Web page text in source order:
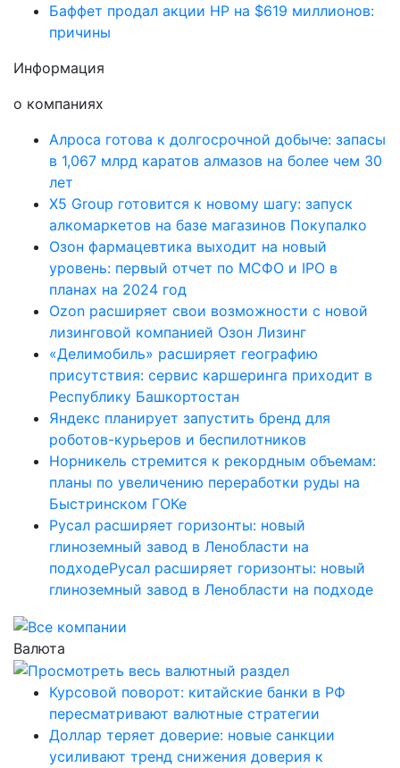
Баффет продал акции HP на $619 миллионов:
причины
Информация
о компаниях
Алроса готова к долгосрочной добыче: запасы
в 1,067 млрд каратов алмазов на более чем 30
лет
X5 Group готовится к новому шагу: запуск
алкомаркетов на базе магазинов Покупалко
Озон фармацевтика выходит на новый
уровень: первый отчет по МСФО и IPO в
планах на 2024 год
Ozon расширяет свои возможности с новой
лизинговой компанией Озон Лизинг
«Делимобиль» расширяет географию
присутствия: сервис каршеринга приходит в
Республику Башкортостан
Яндекс планирует запустить бренд для
роботов-курьеров и беспилотников
Норникель стремится к рекордным объемам:
планы по увеличению переработки руды на
Быстринском ГОКе
Русал расширяет горизонты: новый
глиноземный завод в Ленобласти на
подходеРусал расширяет горизонты: новый
глиноземный завод в Ленобласти на подходе
Валюта
Курсовой поворот: китайские банки в РФ
пересматривают валютные стратегии
Доллар теряет доверие: новые санкции
усиливают тренд снижения доверия к